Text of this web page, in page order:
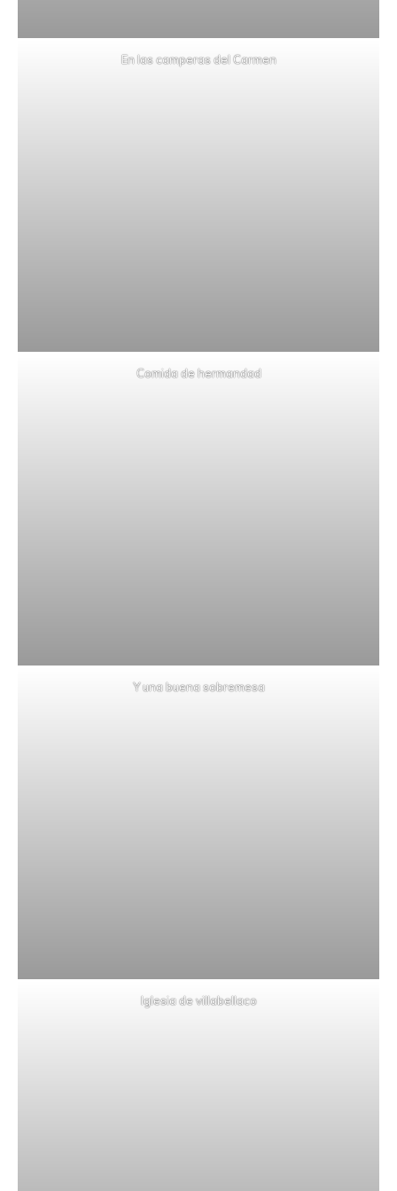
En las camperas del Carmen
Comida de hermandad
Y una buena sobremesa
Iglesia de villabellaco